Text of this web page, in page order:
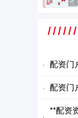
· 配资门
· 配资门
**配资